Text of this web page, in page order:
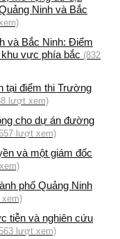
Ninh và Bắc
và Bắc Ninh: Điểm
vực phía bắc (832
tại điểm thi Trường
lượt xem)
cho dự án đường
lượt xem)
và một giám đốc
phố Quảng Ninh
tiễn và nghiên cứu
lượt xem)